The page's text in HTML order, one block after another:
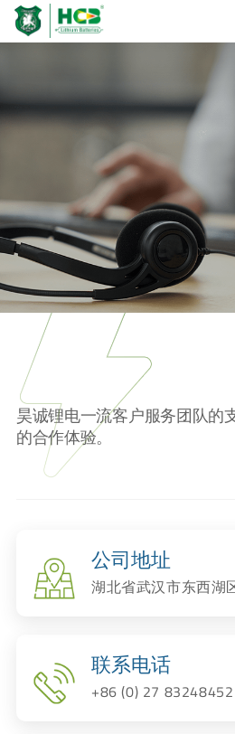
昊诚锂电一流客户服务团队的
的合作体验。
公司地址
湖北省武汉市东西湖
联系电话
+86 (0) 27 83248452